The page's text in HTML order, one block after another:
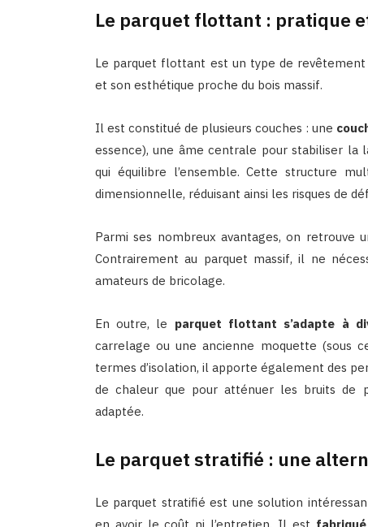
Le parquet flottant : pratique
Le parquet flottant est un type de
et son esthétique proche du bois massif.
Il est constitué de plusieurs couches : une
essence), une âme centrale pour stabiliser
qui équilibre l’ensemble. Cette structure
dimensionnelle, réduisant ainsi les risques de
Parmi ses nombreux avantages, on retrouve
Contrairement au parquet massif, il ne
amateurs de bricolage.
En outre, le parquet flottant s’adapte à
carrelage ou une ancienne moquette (sous
termes d’isolation, il apporte également des
de chaleur que pour atténuer les bruits de
adaptée.
Le parquet stratifié : une
Le parquet stratifié est une solution